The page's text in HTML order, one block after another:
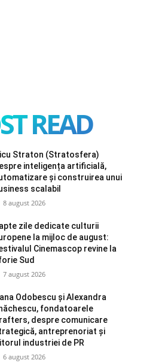
READ
Straton (Stratosfera)
inteligența artificială,
și construirea unui
scalabil
8 august 2026
zile dedicate culturii
la mijloc de august:
Cinemascop revine la
Sud
7 august 2026
Odobescu și Alexandra
fondatoarele
despre comunicare
antreprenoriat și
industriei de PR
6 august 2026